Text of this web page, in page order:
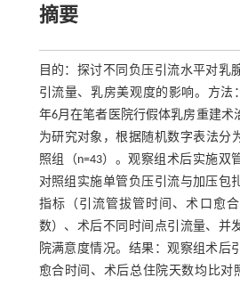
摘要
目的：探讨不同负压引流水平对乳
引流量、乳房美观度的影响。方法
年6月在笔者医院行假体乳房重建术
为研究对象，根据随机数字表法分
照组（n=43）。观察组术后实施双
对照组实施单管负压引流与加压包
指标（引流管拔管时间、术口愈
数）、术后不同时间点引流量、并
院满意度情况。结果：观察组术后
愈合时间、术后总住院天数均比对